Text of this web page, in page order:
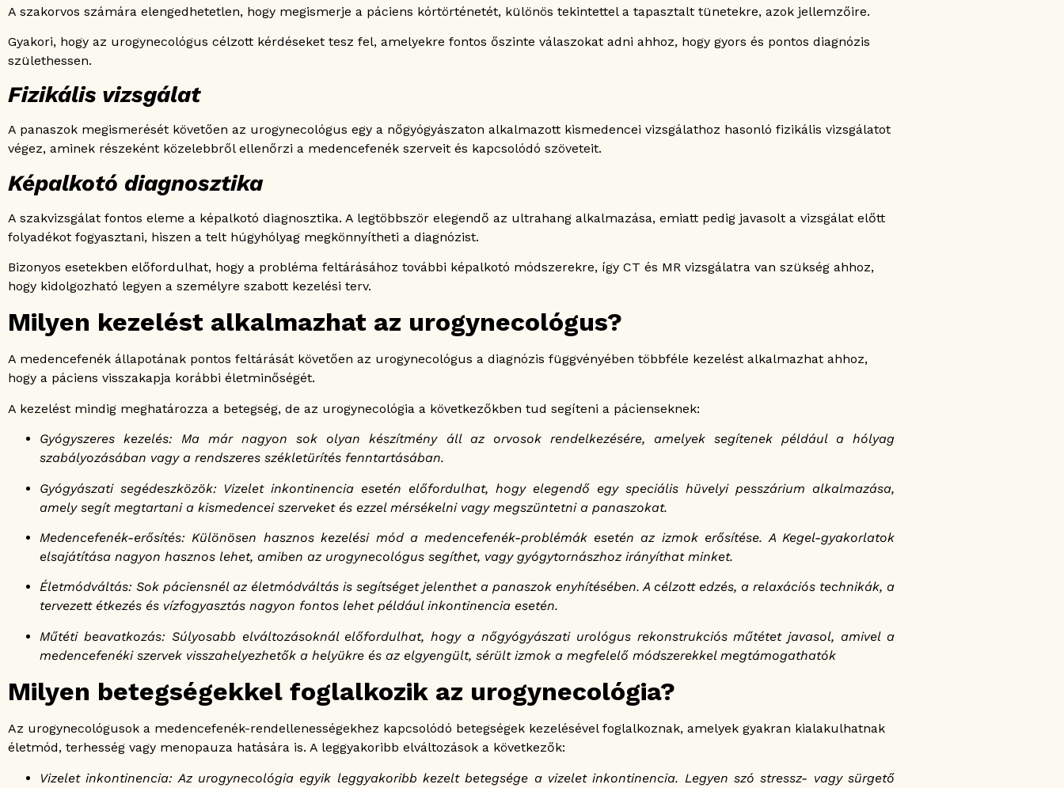
A szakorvos számára elengedhetetlen, hogy megismerje a páciens kórtörténetét, különös tekintettel a tapasztalt tünetekre, azok jellemzőire.
Gyakori, hogy az urogynecológus célzott kérdéseket tesz fel, amelyekre fontos őszinte válaszokat adni ahhoz, hogy gyors és pontos diagnózis
születhessen.
Fizikális vizsgálat
A panaszok megismerését követően az urogynecológus egy a nőgyógyászaton alkalmazott kismedencei vizsgálathoz hasonló fizikális vizsgálatot
végez, aminek részeként közelebbről ellenőrzi a medencefenék szerveit és kapcsolódó szöveteit.
Képalkotó diagnosztika
A szakvizsgálat fontos eleme a képalkotó diagnosztika. A legtöbbször elegendő az ultrahang alkalmazása, emiatt pedig javasolt a vizsgálat előtt
folyadékot fogyasztani, hiszen a telt húgyhólyag megkönnyítheti a diagnózist.
Bizonyos esetekben előfordulhat, hogy a probléma feltárásához további képalkotó módszerekre, így CT és MR vizsgálatra van szükség ahhoz,
hogy kidolgozható legyen a személyre szabott kezelési terv.
Milyen kezelést alkalmazhat az urogynecológus?
A medencefenék állapotának pontos feltárását követően az urogynecológus a diagnózis függvényében többféle kezelést alkalmazhat ahhoz,
hogy a páciens visszakapja korábbi életminőségét.
A kezelést mindig meghatározza a betegség, de az urogynecológia a következőkben tud segíteni a pácienseknek:
Gyógyszeres kezelés: Ma már nagyon sok olyan készítmény áll az orvosok rendelkezésére, amelyek segítenek például a hólyag
szabályozásában vagy a rendszeres székletürítés fenntartásában.
Gyógyászati segédeszközök: Vizelet inkontinencia esetén előfordulhat, hogy elegendő egy speciális hüvelyi pesszárium alkalmazása,
amely segít megtartani a kismedencei szerveket és ezzel mérsékelni vagy megszüntetni a panaszokat.
Medencefenék-erősítés: Különösen hasznos kezelési mód a medencefenék-problémák esetén az izmok erősítése. A Kegel-gyakorlatok
elsajátítása nagyon hasznos lehet, amiben az urogynecológus segíthet, vagy gyógytornászhoz irányíthat minket.
Életmódváltás: Sok páciensnél az életmódváltás is segítséget jelenthet a panaszok enyhítésében. A célzott edzés, a relaxációs technikák, a
tervezett étkezés és vízfogyasztás nagyon fontos lehet például inkontinencia esetén.
Műtéti beavatkozás: Súlyosabb elváltozásoknál előfordulhat, hogy a nőgyógyászati urológus rekonstrukciós műtétet javasol, amivel a
medencefenéki szervek visszahelyezhetők a helyükre és az elgyengült, sérült izmok a megfelelő módszerekkel megtámogathatók
Milyen betegségekkel foglalkozik az urogynecológia?
Az urogynecológusok a medencefenék-rendellenességekhez kapcsolódó betegségek kezelésével foglalkoznak, amelyek gyakran kialakulhatnak
életmód, terhesség vagy menopauza hatására is. A leggyakoribb elváltozások a következők:
Vizelet inkontinencia: Az urogynecológia egyik leggyakoribb kezelt betegsége a vizelet inkontinencia. Legyen szó stressz- vagy sürgető